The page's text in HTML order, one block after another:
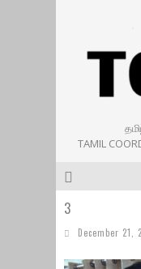
TAMIL
3
December 21,